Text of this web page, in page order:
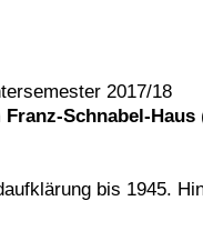
2017/18
Franz-Schnabel-Haus
bis 1945.